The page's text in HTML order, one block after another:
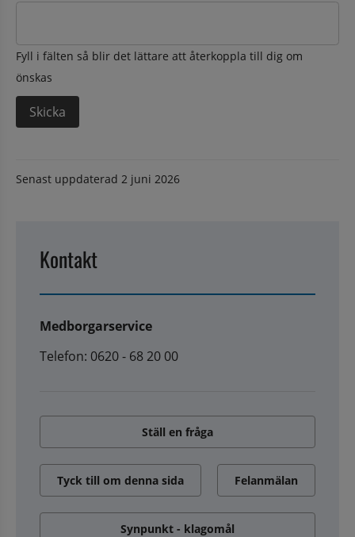
Fyll i fälten så blir det lättare att återkoppla till dig om
önskas
Senast uppdaterad 2 juni 2026
Kontakt
Medborgarservice
Telefon: 0620 - 68 20 00
Ställ en fråga
Tyck till om denna sida Felanmälan
Synpunkt - klagomål